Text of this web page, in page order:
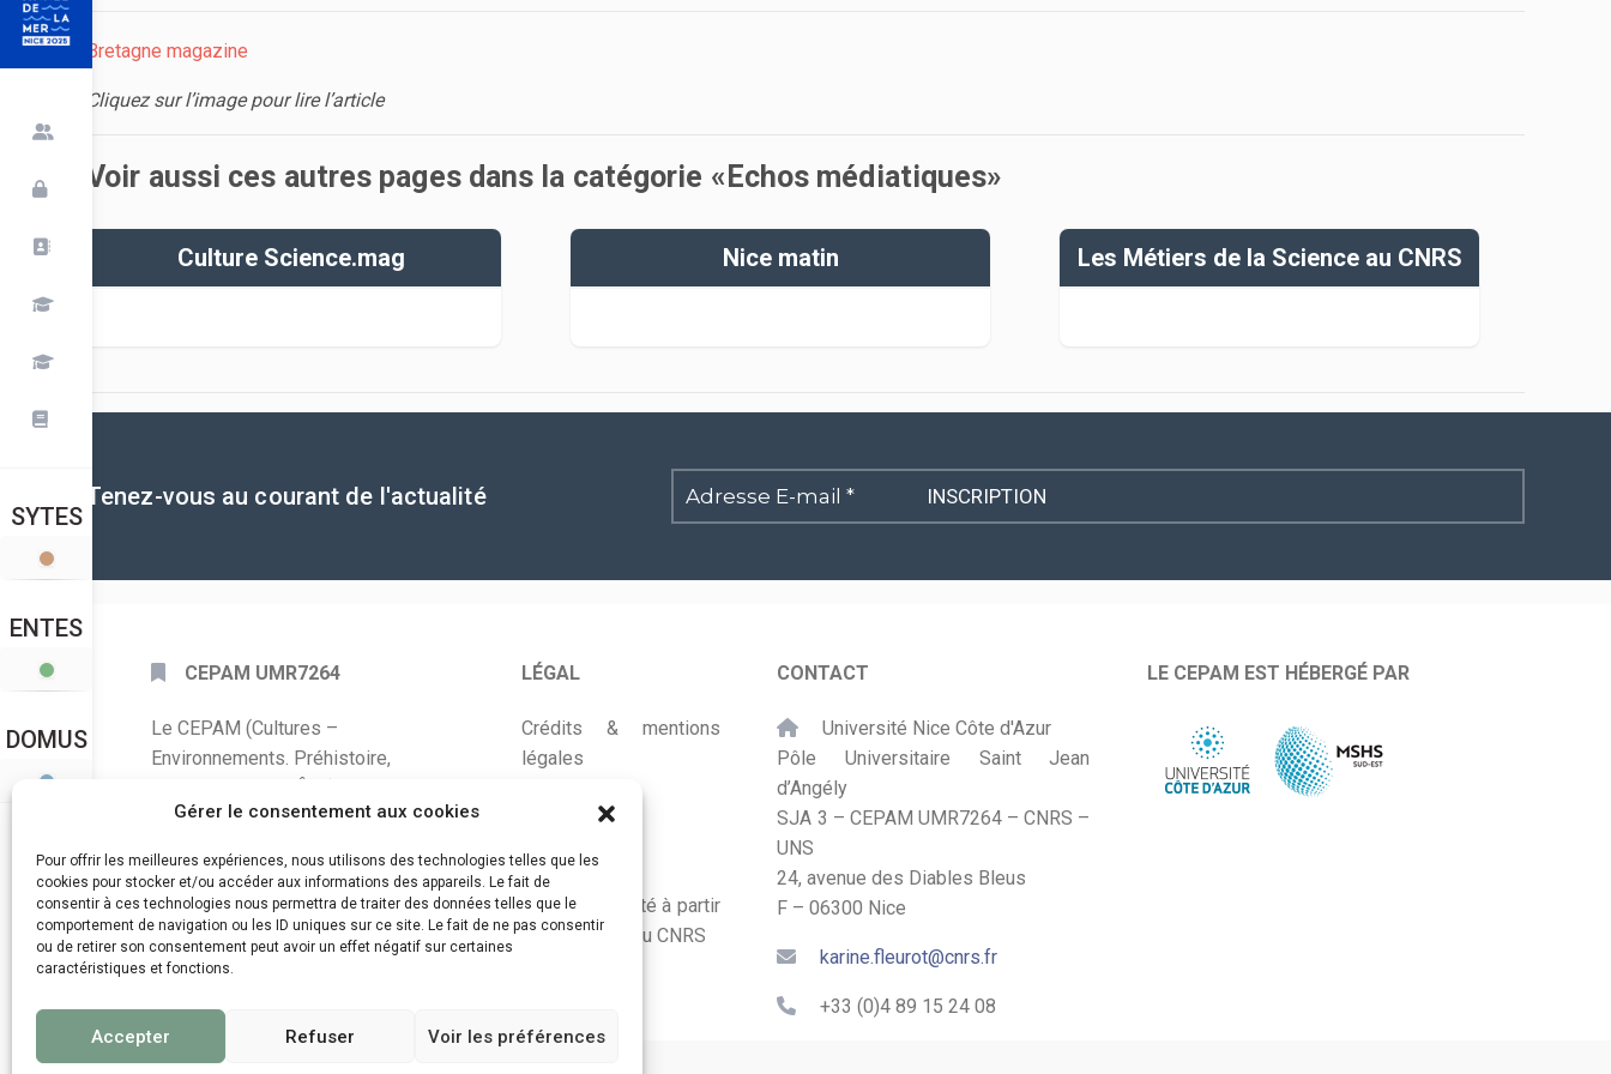
Gérer le consentement aux cookies
Pour offrir les meilleures expériences, nous utilisons des technologies telles que les
cookies pour stocker et/ou accéder aux informations des appareils. Le fait de
consentir à ces technologies nous permettra de traiter des données telles que le
comportement de navigation ou les ID uniques sur ce site. Le fait de ne pas consentir
ou de retirer son consentement peut avoir un effet négatif sur certaines
caractéristiques et fonctions.
Accepter Refuser Voir les préférences
SYTES
ENTES
DOMUS
Bretagne magazine
Cliquez sur l’image pour lire l’article
Voir aussi ces autres pages dans la catégorie «Echos médiatiques»
Culture Science.mag Nice matin Les Métiers de la Science au CNRS
Tenez-vous au courant de l'actualité
Adresse
E-
CEPAM UMR7264
Le CEPAM (Cultures –
Environnements. Préhistoire,
mixte de recherche CNRS – UNS qui
développe des recherches autour de
la connaissance des sociétés du
passé, de leurs modes de
fonctionnement, de leur évolution et
de leur relation à l’environnement.
LÉGAL
Crédits & mentions
légales
Plan du site
Accessibilité
Conçu et adapté à partir
du Kit Labos du CNRS
CONTACT
Université Nice Côte d'Azur
Pôle Universitaire Saint Jean
d’Angély
SJA 3 – CEPAM UMR7264 – CNRS –
UNS
24, avenue des Diables Bleus
F – 06300 Nice
karine.fleurot@cnrs.fr
+33 (0)4 89 15 24 08
LE CEPAM EST HÉBERGÉ PAR